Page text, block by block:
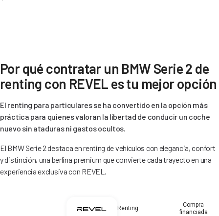
Por qué contratar un BMW Serie 2 de
renting con REVEL es tu mejor opción
El renting para particulares se ha convertido en la opción más
práctica para quienes valoran la libertad de conducir un coche
nuevo sin ataduras ni gastos ocultos.
El BMW Serie 2 destaca en renting de vehículos con elegancia, confort
y distinción, una berlina premium que convierte cada trayecto en una
experiencia exclusiva con REVEL.
Renting
Compra
financiada